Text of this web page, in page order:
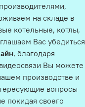
на складе в
котельные, котлы,
Вас убедиться
, благодаря
Вы можете
производстве и
вопросы
покидая своего